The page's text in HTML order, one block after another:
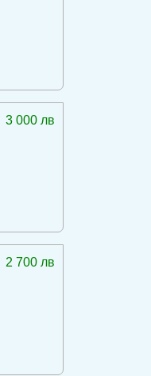
3 000 лв
2 700 лв